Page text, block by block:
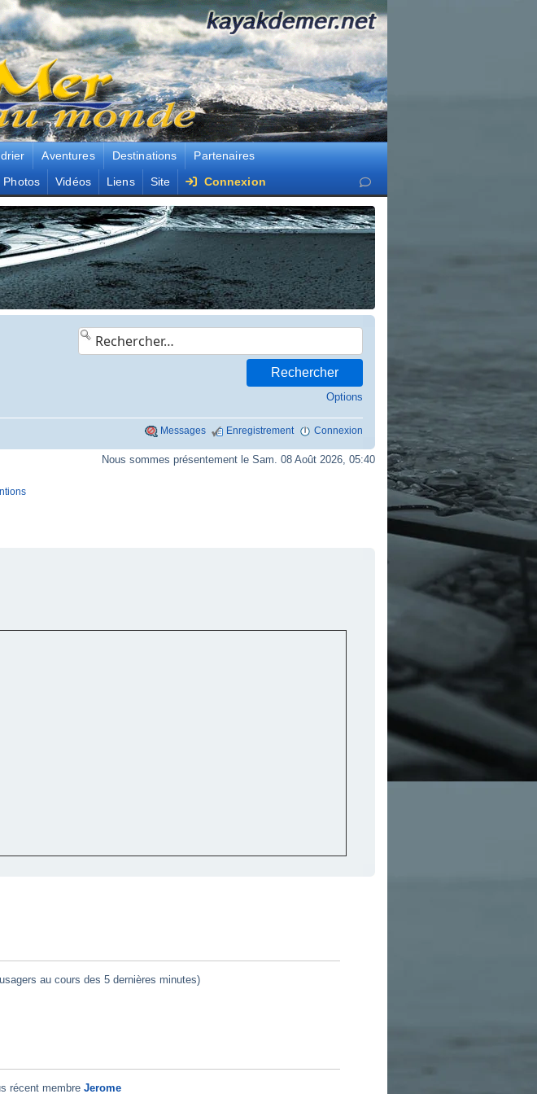
Aventures Destinations
Partenaires
Photos Vidéos Liens Site Connexion
Options
Messages Enregistrement Connexion
Nous sommes présentement le Sam. 08 Août 2026, 05:40
au cours des 5 dernières minutes)
récent membre Jerome